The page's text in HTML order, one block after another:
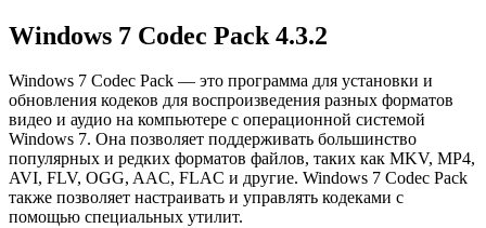
Windows 7 Codec Pack 4.3.2
Windows 7 Codec Pack — это программа для установки и
обновления кодеков для воспроизведения разных форматов
видео и аудио на компьютере с операционной системой
Windows 7. Она позволяет поддерживать большинство
популярных и редких форматов файлов, таких как MKV, MP4,
AVI, FLV, OGG, AAC, FLAC и другие. Windows 7 Codec Pack
также позволяет настраивать и управлять кодеками с
помощью специальных утилит.